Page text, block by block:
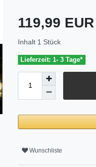
119,99 EUR
Inhalt 1 Stück
Lieferzeit: 1- 3 Tage*
Wunschliste